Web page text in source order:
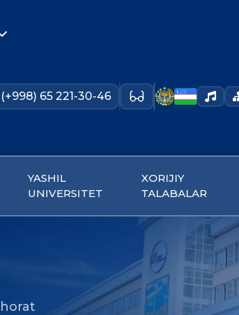
(+998) 65 221-30-46
YASHIL
UNIVERSITET
XORIJIY
TALABALAR